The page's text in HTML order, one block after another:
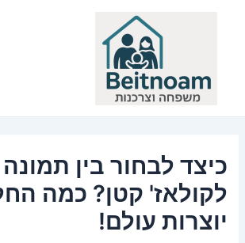
כיצד לבחור בין
לקולאז' קטן? כמה
יוצרות עולם!